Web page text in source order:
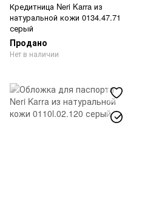
Кредитница Neri Karra из
натуральной кожи 0134.47.71
серый
Продано
Нет в наличии